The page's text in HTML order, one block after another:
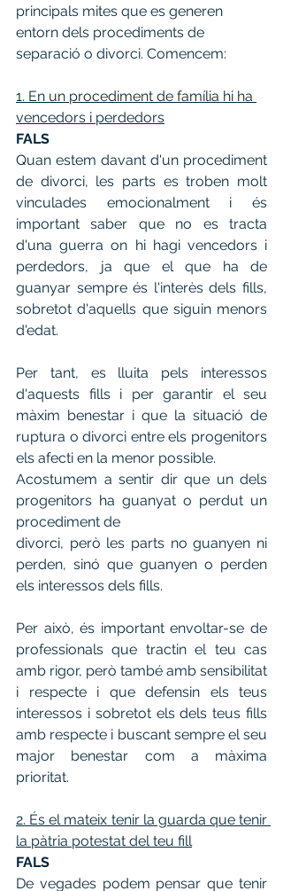
principals mites que es generen
entorn dels procediments de
separació o divorci. Comencem:
1. En un procediment de família hi ha
vencedors i perdedors
FALS
Quan estem davant d'un procediment
de divorci, les parts es troben molt
vinculades emocionalment i és
important saber que no es tracta
d'una guerra on hi hagi vencedors i
perdedors, ja que el que ha de
guanyar sempre és l'interès dels fills,
sobretot d'aquells que siguin menors
d'edat.
Per tant, es lluita pels interessos
d'aquests fills i per garantir el seu
màxim benestar i que la situació de
ruptura o divorci entre els progenitors
els afecti en la menor possible.
Acostumem a sentir dir que un dels
progenitors ha guanyat o perdut un
procediment de
divorci, però les parts no guanyen ni
perden, sinó que guanyen o perden
els interessos dels fills.
Per això, és important envoltar-se de
professionals que tractin el teu cas
amb rigor, però també amb sensibilitat
i respecte i que defensin els teus
interessos i sobretot els dels teus fills
amb respecte i buscant sempre el seu
major benestar com a màxima
prioritat.
2. És el mateix tenir la guarda que tenir
la pàtria potestat del teu fill
FALS
De vegades podem pensar que tenir